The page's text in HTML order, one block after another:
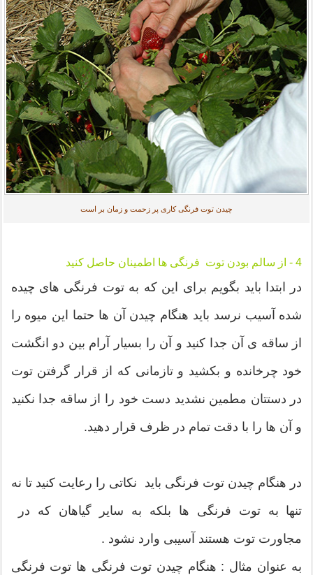
چیدن توت فرنگی کاری پر زحمت و زمان بر است
4 - از سالم بودن توت فرنگی ها اطمینان حاصل کنید
در ابتدا باید بگویم برای این که به توت فرنگی های چیده
شده آسیب نرسد باید هنگام چیدن آن ها حتما این میوه را
از ساقه ی آن جدا کنید و آن را بسیار آرام بین دو انگشت
خود چرخانده و بکشید و تازمانی که از قرار گرفتن توت
در دستتان مطمین نشدید دست خود را از ساقه جدا نکنید
و آن ها را با دقت تمام در ظرف قرار دهید.
در هنگام چیدن توت فرنگی باید نکاتی را رعایت کنید تا نه
تنها به توت فرنگی ها بلکه به سایر گیاهان که در
مجاورت توت هستند آسیبی وارد نشود .
به عنوان مثال : هنگام چیدن توت فرنگی ها توت فرنگی